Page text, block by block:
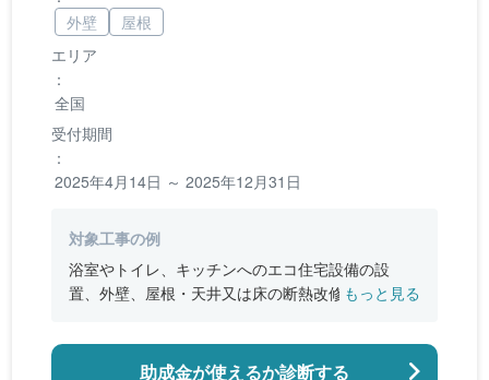
エリア
：
全国
受付期間
：
2025年4月14日 ～ 2025年12月31日
外壁
屋根
対象工事の例
浴室やトイレ、キッチンへのエコ住宅設備の設
置、外壁、屋根・天井又は床の断熱改修、窓やド
のバリアフリー改修
もっと見る
助成金が使えるか診断する